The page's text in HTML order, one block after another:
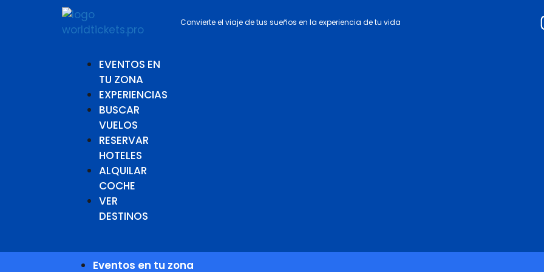
Convierte el viaje de tus sueños en la experiencia de tu vida
EVENTOS EN
TU ZONA
EXPERIENCIAS
BUSCAR
VUELOS
RESERVAR
HOTELES
ALQUILAR
COCHE
VER
DESTINOS
Eventos en tu zona